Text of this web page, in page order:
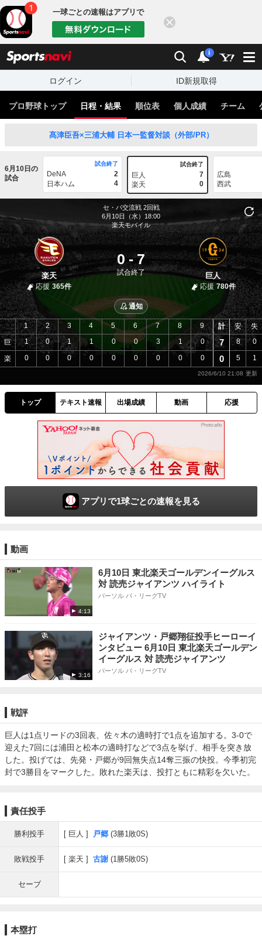
一球ごとの速報はアプリで
検索 通知
i
ログイン ID新規取得
プロ野球トップ 日程・結果 順位表 個人成績 チーム
髙津臣吾×三浦大輔 日本一監督対談（外部/PR）
6月10日の
試合
試合終了
DeNA
2
日本ハム
4
試合終了
巨人
7
楽天
0
広島
西武
セ・パ交流戦 2回戦
6月10日（水）18:00
楽天モバイル
楽天
応援 365件
0 - 7
試合終了 巨人
応援 780件
通知
巨
楽
1 2 3 4 5 6 7 8
9
1
0 1 1 0 0 3 1
0
0
0 0 0 0 0 0 0 0
計 安 失
7 8 0
0 5 1
2026/6/10 21:08
トップ テキスト速報 出場成績 動画 応援
アプリで1球ごとの速報を見る
動画
4:13
6月10日 東北楽天ゴールデンイーグルス
対 読売ジャイアンツ ハイライト
パーソル パ・リーグTV
3:16
ジャイアンツ・戸郷翔征投手ヒーローイ
ンタビュー 6月10日 東北楽天ゴールデン
イーグルス 対 読売ジャイアンツ
パーソル パ・リーグTV
戦評
巨人は1点リードの3回表、佐々木の適時打で1点を追加する。3-0で
迎えた7回には浦田と松本の適時打などで3点を挙げ、相手を突き放
した。投げては、先発・戸郷が9回無失点14奪三振の快投。今季初完
封で3勝目をマークした。敗れた楽天は、投打ともに精彩を欠いた。
責任投手
勝利投手 巨人 戸郷 (3勝1敗0S)
敗戦投手 楽天 古謝 (1勝5敗0S)
セーブ
本塁打